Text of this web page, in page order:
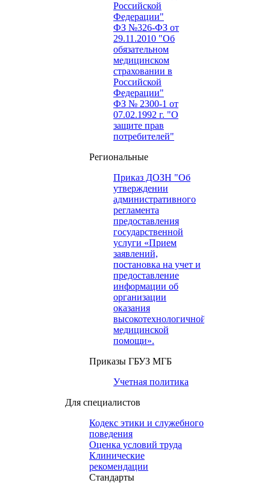
Российской
Федерации"
ФЗ №326-ФЗ от
29.11.2010 "Об
обязательном
медицинском
страховании в
Российской
Федерации"
ФЗ № 2300-1 от
07.02.1992 г. "О
защите прав
потребителей"
Региональные
Приказ ДОЗН "Об
утверждении
административного
регламента
предоставления
государственной
услуги «Прием
заявлений,
постановка на учет и
предоставление
информации об
организации
оказания
высокотехнологичной
медицинской
помощи».
Приказы ГБУЗ МГБ
Учетная политика
Для специалистов
Кодекс этики и служебного
поведения
Оценка условий труда
Клинические
рекомендации
Cтандарты